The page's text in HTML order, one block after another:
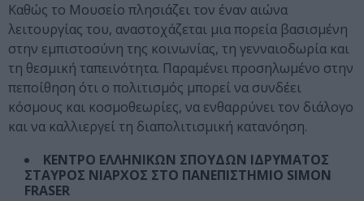
Καθώς το Μουσείο πλησιάζει τον έναν αιώνα
λειτουργίας του, αναστοχάζεται μια πορεία βασισμένη
στην εμπιστοσύνη της κοινωνίας, τη γενναιοδωρία και
τη θεσμική ταπεινότητα. Παραμένει προσηλωμένο στην
πεποίθηση ότι ο πολιτισμός μπορεί να συνδέει
κόσμους και κοσμοθεωρίες, να ενθαρρύνει τον διάλογο
και να καλλιεργεί τη διαπολιτισμική κατανόηση.
ΚΕΝΤΡΟ ΕΛΛΗΝΙΚΩΝ ΣΠΟΥΔΩΝ ΙΔΡΥΜΑΤΟΣ
ΣΤΑΥΡΟΣ ΝΙΑΡΧΟΣ ΣΤΟ ΠΑΝΕΠΙΣΤΗΜΙΟ SIMON
FRASER